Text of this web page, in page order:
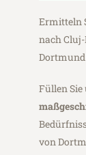
Ermitteln
nach
Füllen
von